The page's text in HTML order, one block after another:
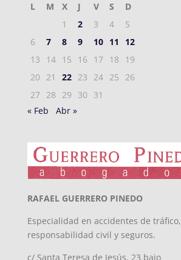
L M X J V S
D
1
2 3 4
5
6
7 8 9 10 11
12
13
14 15 16 17 18
19
20
21 22 23 24 25
26
27
28 29 30
31
« Feb
Abr »
RAFAEL GUERRERO PINEDO
Especialidad en accidentes de tráfico,
responsabilidad civil y seguros.
c/ Santa Teresa de Jesús, 23 bajo